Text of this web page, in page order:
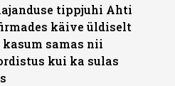
tippjuhi Ahti
käive üldiselt
samas nii
kui ka sulas